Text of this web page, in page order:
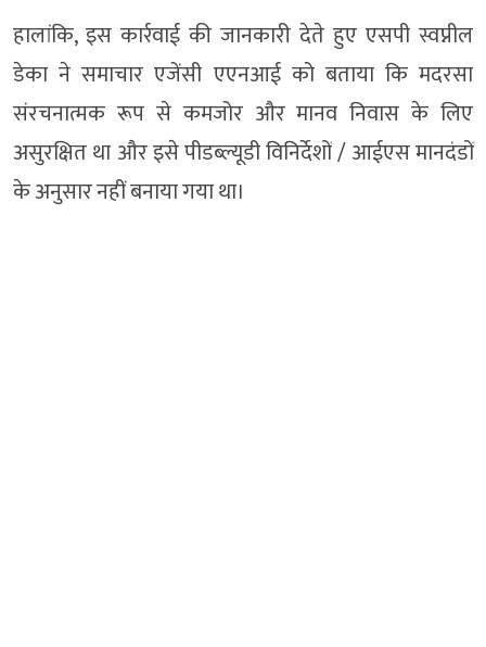
हालांकि, इस कार्रवाई की जानकारी देते हुए एसपी स्वप्नील
डेका ने समाचार एजेंसी एएनआई को बताया कि मदरसा
संरचनात्मक रूप से कमजोर और मानव निवास के लिए
असुरक्षित था और इसे पीडब्ल्यूडी विनिर्देशों / आईएस मानदंडों
के अनुसार नहीं बनाया गया था।